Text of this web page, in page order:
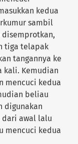
kedua
sambil
tiga telapak
tangannya ke
kali. Kemudian
mencuci kedua
beliau
digunakan
dari awal lalu
mencuci kedua